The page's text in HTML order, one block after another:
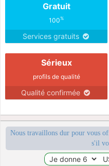
Gratuit
100%
Services gratuits
Sérieux
profils de qualité
Qualité confirmée
Nous travaillons dur pour vous
s'il